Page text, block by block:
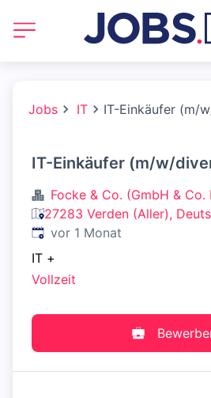
Jobs IT IT-Einkäufer (m/
IT-Einkäufer (m/w/
Focke & Co. (GmbH & Co.
27283 Verden (Aller),
Veröffentlicht:
vor 1 Monat
IT +
Vollzeit